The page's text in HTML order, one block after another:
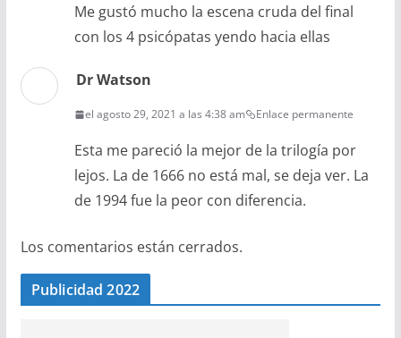
Me gustó mucho la escena cruda del final
con los 4 psicópatas yendo hacia ellas
Dr Watson
el agosto 29, 2021 a las 4:38 am Enlace permanente
Esta me pareció la mejor de la trilogía por
lejos. La de 1666 no está mal, se deja ver. La
de 1994 fue la peor con diferencia.
Los comentarios están cerrados.
Publicidad 2022